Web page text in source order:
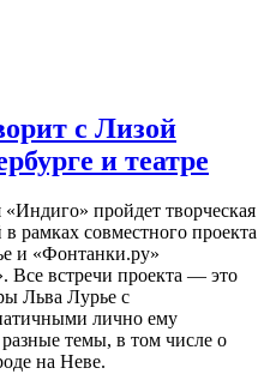
с Лизой
и театре
«Индиго» пройдет творческая
рамках совместного проекта
и «Фонтанки.ру»
Все встречи проекта — это
Льва Лурье с
лично ему
темы, в том числе о
на Неве.